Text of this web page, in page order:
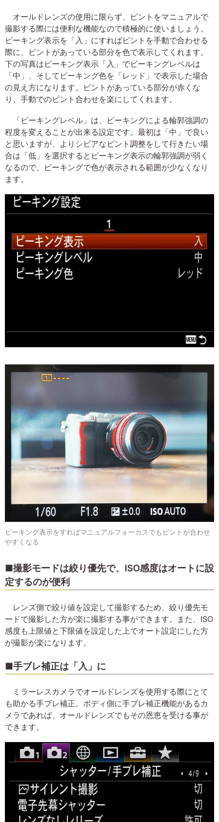
オールドレンズの使用に限らず、ピントをマニュアルで
撮影する際には便利な機能なので積極的に使いましょう。
ピーキング表示を「入」にすればピントを手動で合わせる
際に、ピントがあっている部分を色で表示してくれます。
下の写真はピーキング表示「入」でピーキングレベルは
「中」、そしてピーキング色を「レッド」で表示した場合
の見え方になります。ピントがあっている部分が赤くな
り、手動でのピント合わせを楽にしてくれます。
「ピーキングレベル」は、ピーキングによる輪郭強調の
程度を変えることが出来る設定です。最初は「中」で良い
と思いますが、よりシビアなピント調整をして行きたい場
合は「低」を選択するとピーキング表示の輪郭強調が弱く
なるので、ピーキングで色が表示される範囲が少なくなり
ます。
ピーキング表示をすればマニュアルフォーカスでもピントが合わせ
やすくなる
■撮影モードは絞り優先で、ISO感度はオートに設
定するのが便利
レンズ側で絞り値を設定して撮影するため、絞り優先モ
ードで撮影した方が楽に撮影する事ができます。また、ISO
感度も上限値と下限値を設定した上でオート設定にした方
が撮影が楽になります。
■手ブレ補正は「入」に
ミラーレスカメラでオールドレンズを使用する際にとて
も助かる手ブレ補正。ボディ側に手ブレ補正機能があるカ
メラであれば、オールドレンズでもその恩恵を受ける事が
できます。